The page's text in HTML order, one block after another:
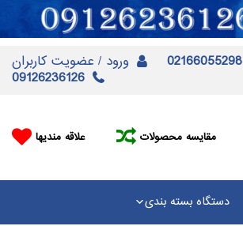
ورود / عضویت کاربران 02166055298
09126236126
علاقه مندیها مقایسه محصولات
دستگاه بسته بندی